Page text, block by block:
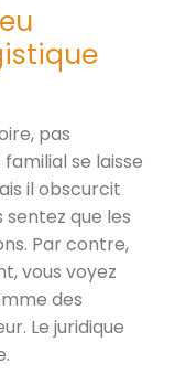
pas
se laisse
il obscurcit
sentez que les
Par contre,
vous voyez
des
Le juridique